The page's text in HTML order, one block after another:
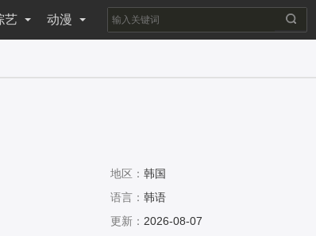
艺 动漫
地区： 韩国
语言： 韩语
更新： 2026-08-07